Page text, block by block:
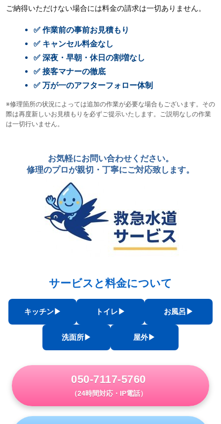
ご納得いただけない場合には料金の請求は一切ありません。
✅ 作業前の事前お見積もり
✅ キャンセル料金なし
✅ 深夜・早朝・休日の割増なし
✅ 接客マナーの徹底
✅ 万が一のアフターフォロー体制
※修理箇所の状況によっては追加の作業が必要な場合もございます。その
際は再度新しいお見積もりを必ずご提示いたします。ご説明なしの作業
は一切行いません。
お気軽にお問い合わせください。
修理のプロが親切・丁寧にご対応致します。
サービスと料金について
キッチン▶︎ トイレ▶︎ お風呂▶︎
洗面所▶︎ 屋外▶︎
050-7117-5760
（24時間対応・IP電話）